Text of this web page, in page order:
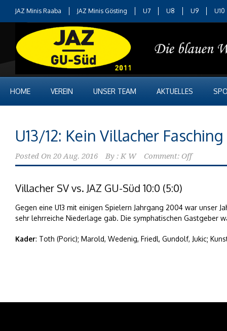
JAZ Minis Raaba JAZ Minis Gösting U7 U8 U9 U10
HOME VEREIN UNSER TEAM AKTUELLES
U13/12: Kein Villacher Fasching
Posted On 20 Aug. 2016 By : K W Comment: Off
Villacher SV vs. JAZ GU-Süd 10:0 (5:0)
Gegen eine U13 mit einigen Spielern Jahrgang 2004 war unser
sehr lehrreiche Niederlage gab. Die symphatischen Gastgeber
Kader: Toth (Poric); Marold, Wedenig, Friedl, Gundolf, Jukic;